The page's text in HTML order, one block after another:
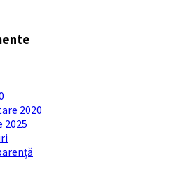
2020
2025